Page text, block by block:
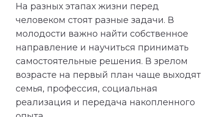
На разных этапах жизни перед
человеком стоят разные задачи. В
молодости важно найти собственное
направление и научиться принимать
самостоятельные решения. В зрелом
возрасте на первый план чаще выходят
семья, профессия, социальная
реализация и передача накопленного